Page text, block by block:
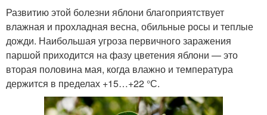
Развитию этой болезни яблони благоприятствует
влажная и прохладная весна, обильные росы и теплые
дожди. Наибольшая угроза первичного заражения
паршой приходится на фазу цветения яблони — это
вторая половина мая, когда влажно и температура
держится в пределах +15…+22 °С.